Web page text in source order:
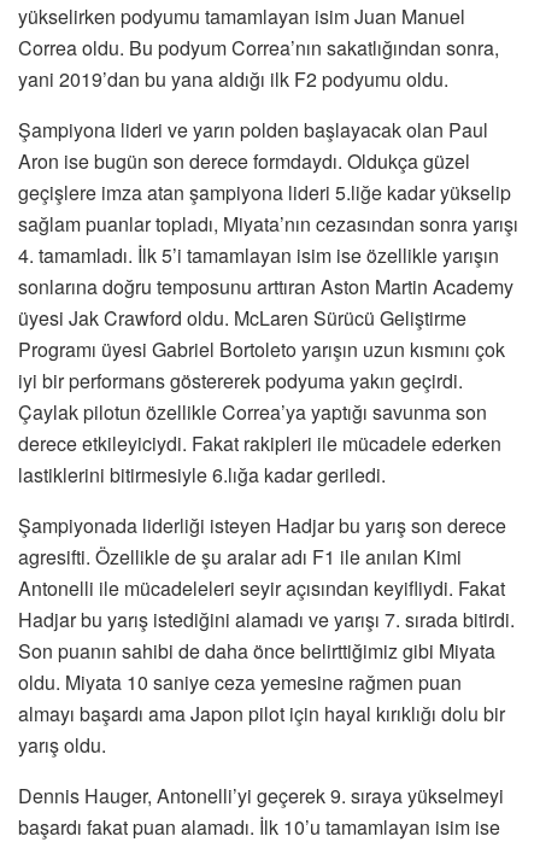
yükselirken podyumu tamamlayan isim Juan Manuel
Correa oldu. Bu podyum Correa’nın sakatlığından sonra,
yani 2019’dan bu yana aldığı ilk F2 podyumu oldu.
Şampiyona lideri ve yarın polden başlayacak olan Paul
Aron ise bugün son derece formdaydı. Oldukça güzel
geçişlere imza atan şampiyona lideri 5.liğe kadar yükselip
sağlam puanlar topladı, Miyata’nın cezasından sonra yarışı
4. tamamladı. İlk 5’i tamamlayan isim ise özellikle yarışın
sonlarına doğru temposunu arttıran Aston Martin Academy
üyesi Jak Crawford oldu. McLaren Sürücü Geliştirme
Programı üyesi Gabriel Bortoleto yarışın uzun kısmını çok
iyi bir performans göstererek podyuma yakın geçirdi.
Çaylak pilotun özellikle Correa’ya yaptığı savunma son
derece etkileyiciydi. Fakat rakipleri ile mücadele ederken
lastiklerini bitirmesiyle 6.lığa kadar geriledi.
Şampiyonada liderliği isteyen Hadjar bu yarış son derece
agresifti. Özellikle de şu aralar adı F1 ile anılan Kimi
Antonelli ile mücadeleleri seyir açısından keyifliydi. Fakat
Hadjar bu yarış istediğini alamadı ve yarışı 7. sırada bitirdi.
Son puanın sahibi de daha önce belirttiğimiz gibi Miyata
oldu. Miyata 10 saniye ceza yemesine rağmen puan
almayı başardı ama Japon pilot için hayal kırıklığı dolu bir
yarış oldu.
Dennis Hauger, Antonelli’yi geçerek 9. sıraya yükselmeyi
başardı fakat puan alamadı. İlk 10’u tamamlayan isim ise